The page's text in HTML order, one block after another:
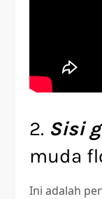
2. Sisi
muda
Ini adalah